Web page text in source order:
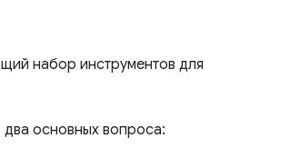
набор инструментов для
основных вопроса: